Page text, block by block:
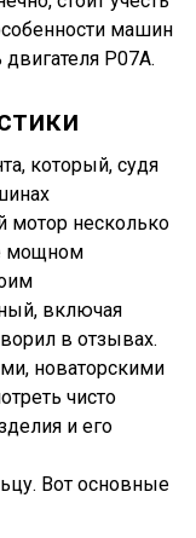
машин
P07A.
который, судя
мотор несколько
мощном
включая
в отзывах.
новаторскими
чисто
и его
Вот основные